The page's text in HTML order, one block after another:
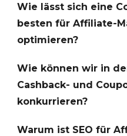
Wie lässt sich eine
besten für Affiliate-
optimieren?
Wie können wir in
Cashback- und
konkurrieren?
Warum ist SEO für